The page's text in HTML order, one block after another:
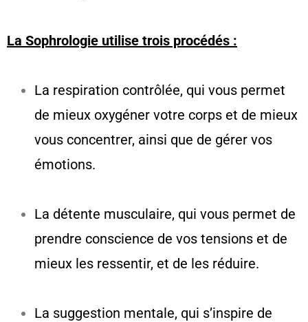
La Sophrologie utilise trois procédés :
La respiration contrôlée, qui vous permet
de mieux oxygéner votre corps et de mieux
vous concentrer, ainsi que de gérer vos
émotions.
La détente musculaire, qui vous permet de
prendre conscience de vos tensions et de
mieux les ressentir, et de les réduire.
La suggestion mentale, qui s’inspire de